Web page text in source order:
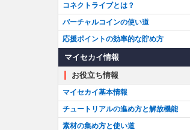
コネクトライブとは？
バーチャルコインの使い道
応援ポイントの効率的な貯め方
マイセカイ情報
お役立ち情報
マイセカイ基本情報
チュートリアルの進め方と解放機能
素材の集め方と使い道